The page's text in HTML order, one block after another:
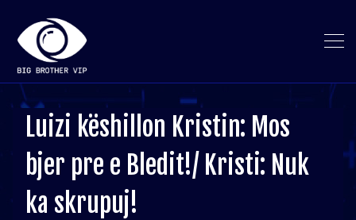
Luizi këshillon Kristin: Mos
bjer pre e Bledit!/ Kristi: Nuk
ka skrupuj!